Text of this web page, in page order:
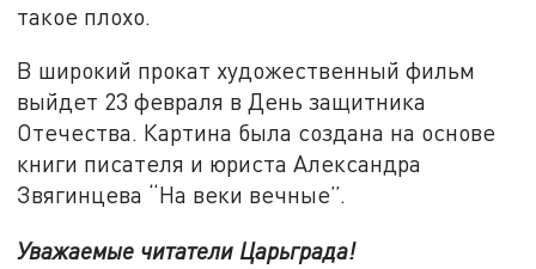
такое плохо.
В широкий прокат художественный фильм
выйдет 23 февраля в День защитника
Отечества. Картина была создана на основе
книги писателя и юриста Александра
Звягинцева “На веки вечные”.
Уважаемые читатели Царьграда!